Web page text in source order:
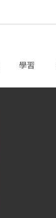
學習